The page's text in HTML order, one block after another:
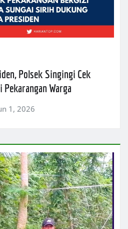
Polsek Singingi Cek
Pekarangan Warga
1, 2026